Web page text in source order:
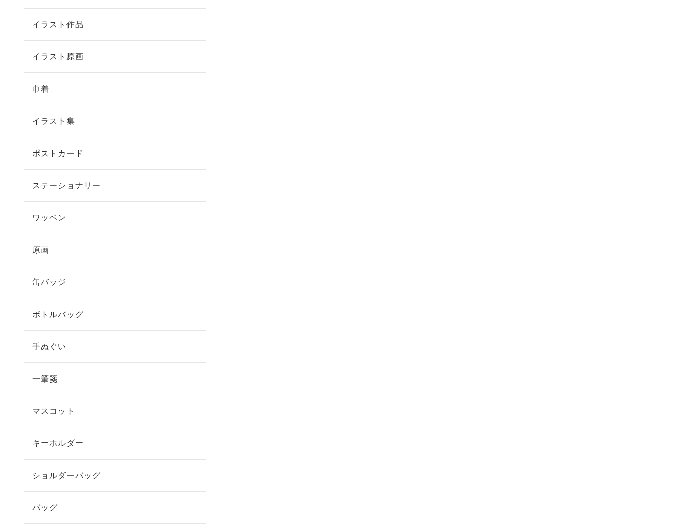
イラスト作品
イラスト原画
巾着
イラスト集
ポストカード
ステーショナリー
ワッペン
原画
缶バッジ
ボトルバッグ
手ぬぐい
一筆箋
マスコット
キーホルダー
ショルダーバッグ
バッグ